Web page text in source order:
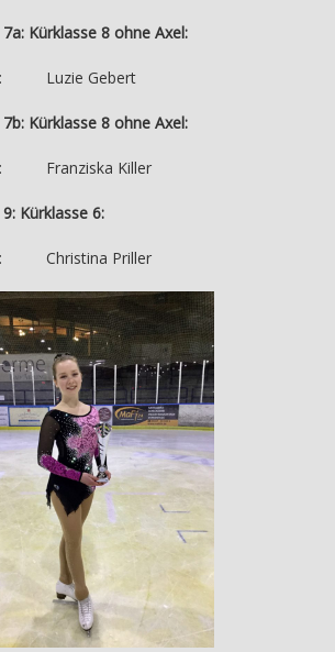
Kürklasse 8 ohne Axel:
Luzie Gebert
Kürklasse 8 ohne Axel:
Franziska Killer
Kürklasse 6:
Christina Priller